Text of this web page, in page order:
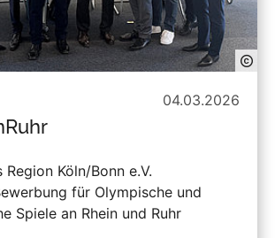
04.03.2026
Köln/Bonn e.V.
für Olympische und
Spiele an Rhein und Ruhr